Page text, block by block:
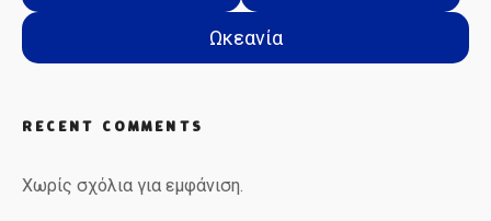
Ωκεανία
RECENT COMMENTS
Χωρίς σχόλια για εμφάνιση.